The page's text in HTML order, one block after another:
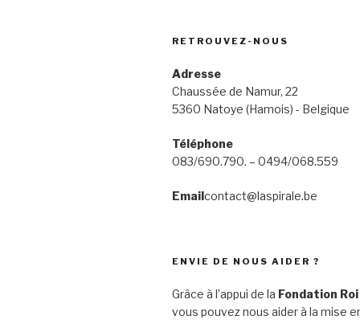
RETROUVEZ-NOUS
Adresse
Chaussée de Namur, 22
5360 Natoye (Hamois) - Belgique
Téléphone
083/690.790. – 0494/068.559
Emailcontact@laspirale.be
ENVIE DE NOUS AIDER ?
Grâce à l’appui de la Fondation
vous pouvez nous aider à la mise